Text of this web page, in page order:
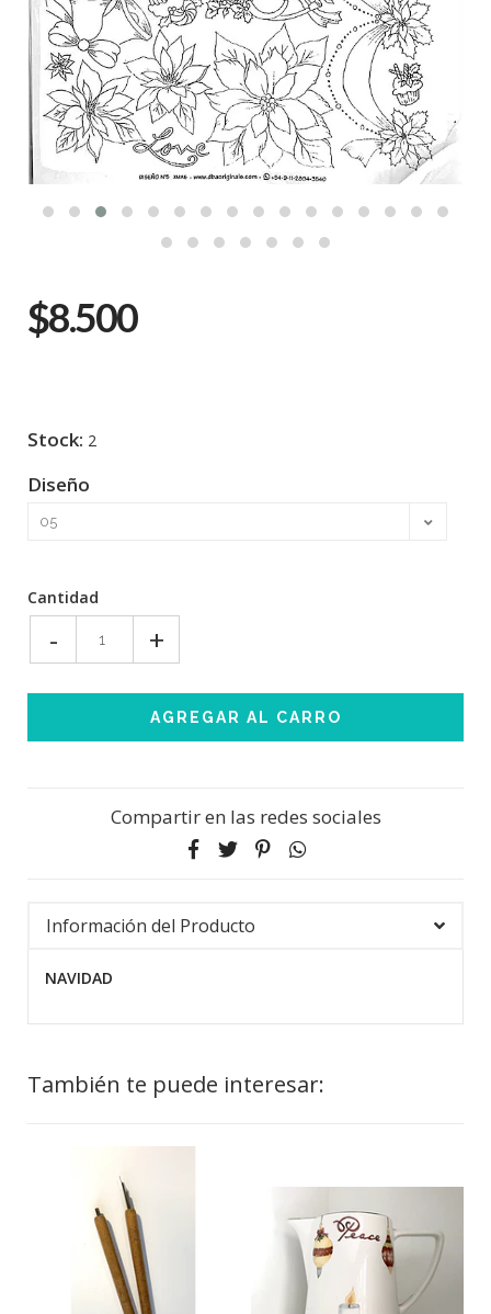
$8.500
Stock: 2
Diseño
Cantidad
- +
Compartir en las redes sociales
Información del Producto
NAVIDAD
También te puede interesar: